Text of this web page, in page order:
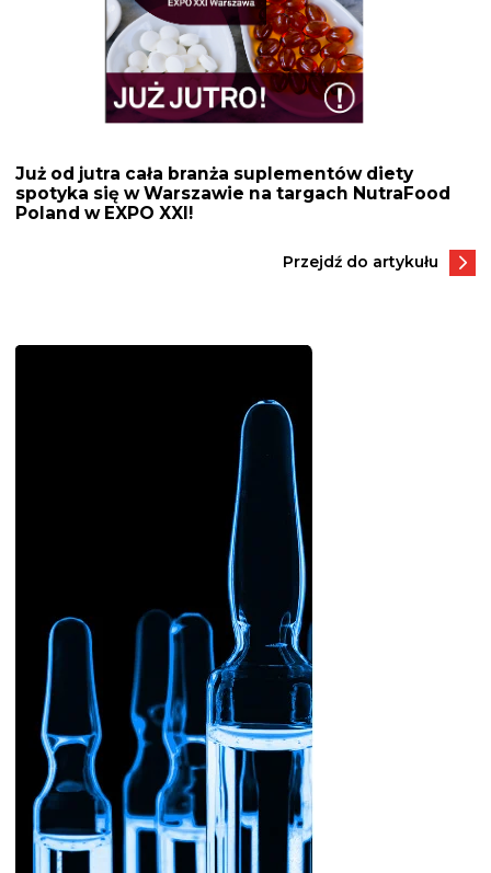
Przejdź do artykułu
Już od jutra cała branża suplementów diety
spotyka się w Warszawie na targach NutraFood
Poland w EXPO XXI!